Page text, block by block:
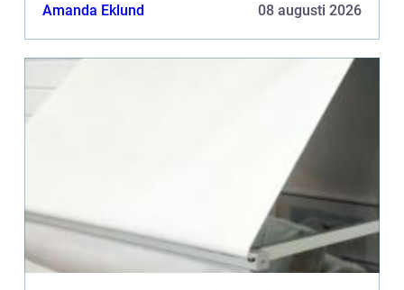
Amanda Eklund 08 augusti 2026